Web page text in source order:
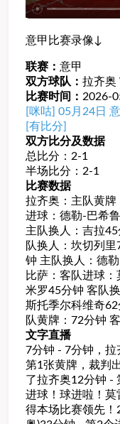
意甲比赛录像↓
联赛： 意甲
双方球队： 拉齐奥
比赛时间： 2026-
[咪咕] 05月24日
[有比分]
双方比分及数据
总比分：2-1
半场比分：2-1
比赛数据
拉齐奥：主队黄牌
进球：德勒-巴希
主队换人：吉拉
队换人：坎切列
钟 主队换人：德
比萨：客队进球
米罗45分钟 客队
斯托季尔科维奇
队黄牌：72分钟
文字直播
7分钟 - 7分钟，
第1张黄牌，裁判
了拉齐奥12分钟 -
进球！球进啦！莫
得本场比赛领先！